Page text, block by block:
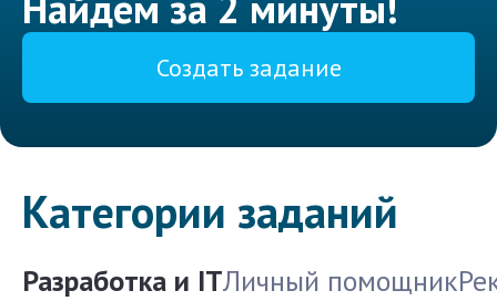
Создать задание
Категории заданий
Разработка и ITЛичный помощник